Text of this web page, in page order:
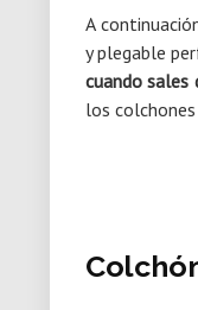
A
y plegable
cuando sales
los